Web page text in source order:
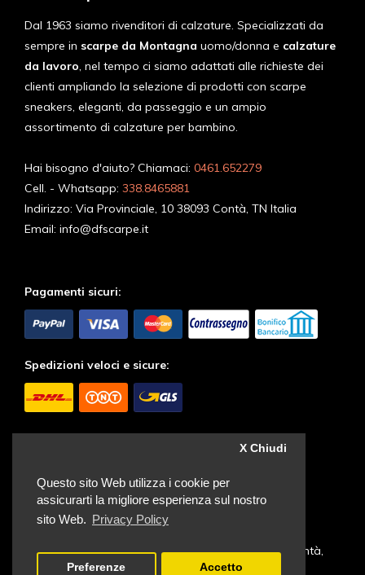
Questo sito Web utilizza i cookie per
assicurarti la migliore esperienza sul nostro
sito Web. Privacy Policy
X Chiudi
Preferenze Accetto
Dal 1963 siamo rivenditori di calzature. Specializzati da
sempre in scarpe da Montagna uomo/donna e calzature
da lavoro, nel tempo ci siamo adattati alle richieste dei
clienti ampliando la selezione di prodotti con scarpe
sneakers, eleganti, da passeggio e un ampio
assortimento di calzature per bambino.
Hai bisogno d'aiuto? Chiamaci: 0461.652279
Cell. - Whatsapp: 338.8465881
Indirizzo: Via Provinciale, 10 38093 Contà, TN Italia
Email: info@dfscarpe.it
Pagamenti sicuri:
Spedizioni veloci e sicure:
Seguici sui Social:
© Dellantonio Franco - Via Provinciale, 10 38093 Contà,
TN Italia | Partita IVA: IT 01552520221